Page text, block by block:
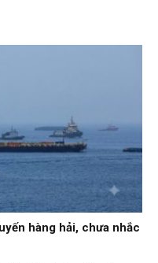
hàng hải, chưa nhắc